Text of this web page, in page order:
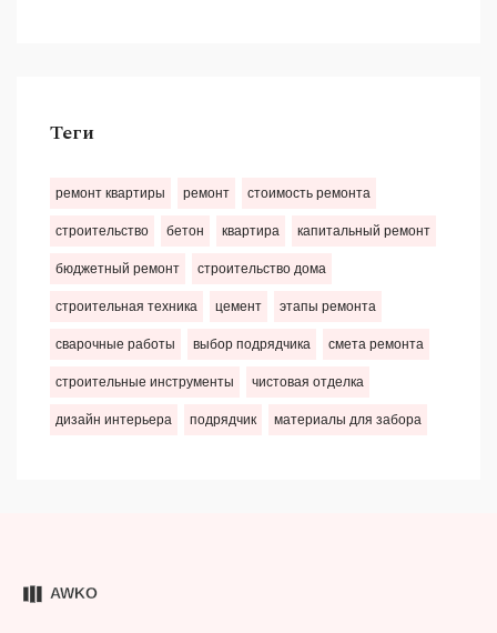
Теги
ремонт квартиры ремонт стоимость ремонта
строительство бетон квартира капитальный ремонт
бюджетный ремонт строительство дома
строительная техника цемент этапы ремонта
сварочные работы выбор подрядчика смета ремонта
строительные инструменты чистовая отделка
дизайн интерьера подрядчик материалы для забора